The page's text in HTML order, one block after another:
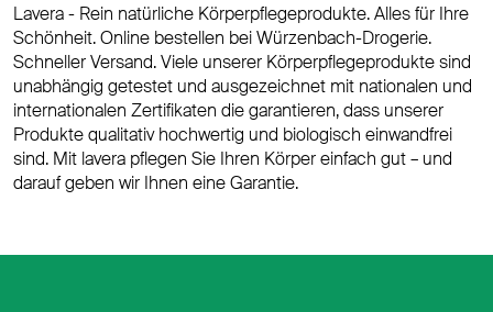
Lavera - Rein natürliche Körperpflegeprodukte. Alles für Ihre
Schönheit. Online bestellen bei Würzenbach-Drogerie.
Schneller Versand. Viele unserer Körperpflegeprodukte sind
unabhängig getestet und ausgezeichnet mit nationalen und
internationalen Zertifikaten die garantieren, dass unserer
Produkte qualitativ hochwertig und biologisch einwandfrei
sind. Mit lavera pflegen Sie Ihren Körper einfach gut – und
darauf geben wir Ihnen eine Garantie.